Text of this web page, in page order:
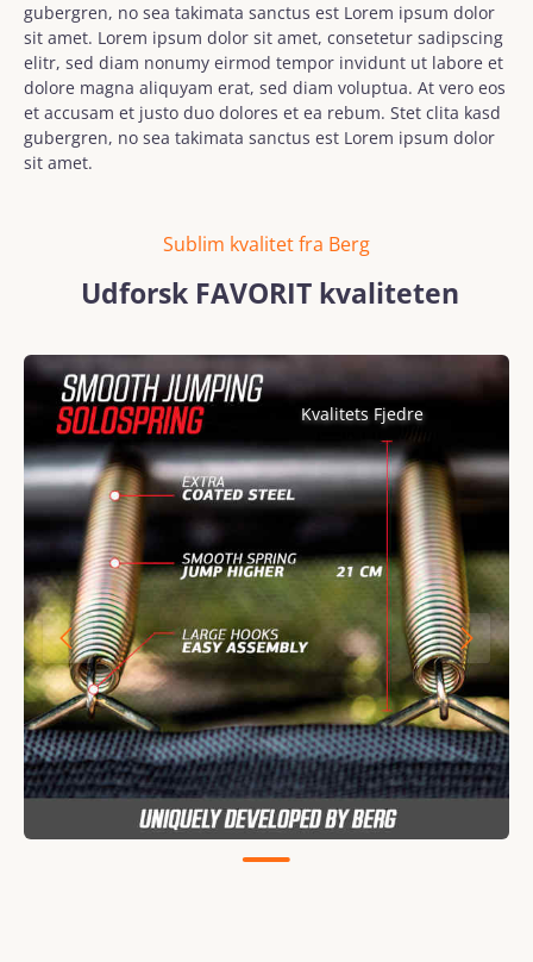
gubergren, no sea takimata sanctus est Lorem ipsum dolor
sit amet. Lorem ipsum dolor sit amet, consetetur sadipscing
elitr, sed diam nonumy eirmod tempor invidunt ut labore et
dolore magna aliquyam erat, sed diam voluptua. At vero eos
et accusam et justo duo dolores et ea rebum. Stet clita kasd
gubergren, no sea takimata sanctus est Lorem ipsum dolor
sit amet.
Sublim kvalitet fra Berg
Udforsk FAVORIT kvaliteten
Skip image gallery
Kvalitets Fjedre